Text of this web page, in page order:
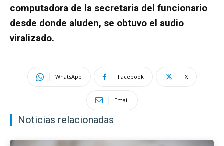
computadora de la secretaria del funcionario
desde donde aluden, se obtuvo el audio
viralizado.
WhatsApp Facebook X
Email
Noticias relacionadas